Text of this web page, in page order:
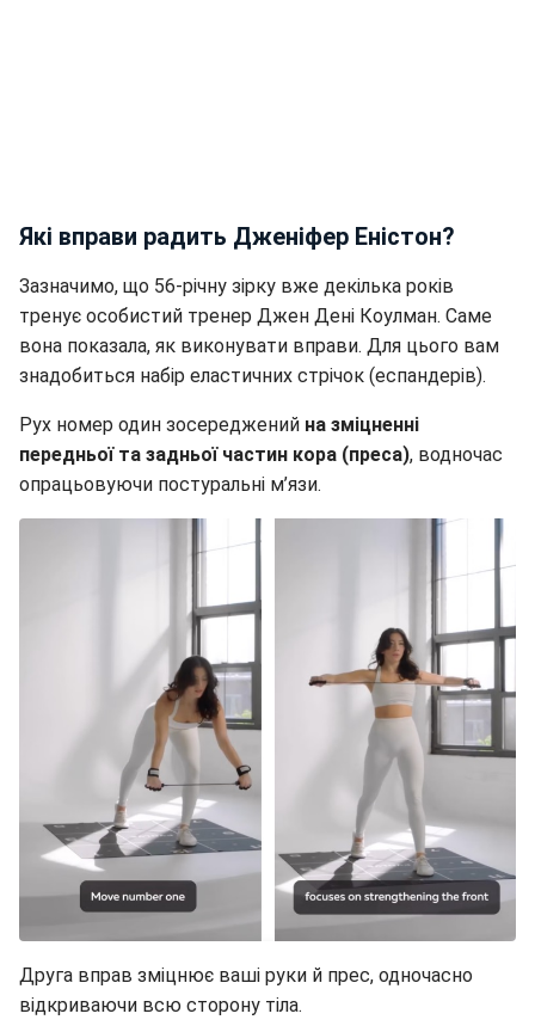
Які вправи радить Дженіфер Еністон?
Зазначимо, що 56-річну зірку вже декілька років
тренує особистий тренер Джен Дені Коулман. Саме
вона показала, як виконувати вправи. Для цього вам
знадобиться набір еластичних стрічок (еспандерів).
Рух номер один зосереджений на зміцненні
передньої та задньої частин кора (преса), водночас
опрацьовуючи постуральні м’язи.
Друга вправ зміцнює ваші руки й прес, одночасно
відкриваючи всю сторону тіла.